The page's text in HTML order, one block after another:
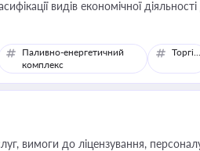
видів економічної
Паливно-енергетичний
комплекс
Торгівля
вимоги до ліцензування,